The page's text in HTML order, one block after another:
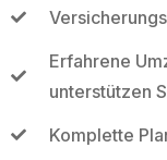
Erfahrene
unterstützen
Komplette